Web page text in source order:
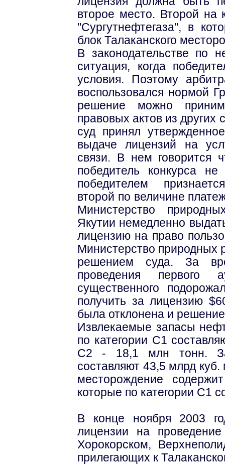
второе место. Второй на
"Сургутнефтегаза", в
блок Талаканского
В законодательстве по
ситуация, когда
условия. Поэтому
воспользовался нормой
решение можно
правовых актов из
суд принял
выдаче лицензий на
связи. В нем говорится
победитель конкурса
победителем
второй по величине
Министерство
Якутии немедленно
лицензию на право
Министерство природных
решением суда. За
проведения первого
существенного
получить за лицензию
была отклонена и
Извлекаемые запасы
по категории C1
С2 - 18,1 млн тонн.
составляют 43,5 млрд
месторождение
которые по категории С1
В конце ноября 2003
лицензии на
Хорокорском,
прилегающих к